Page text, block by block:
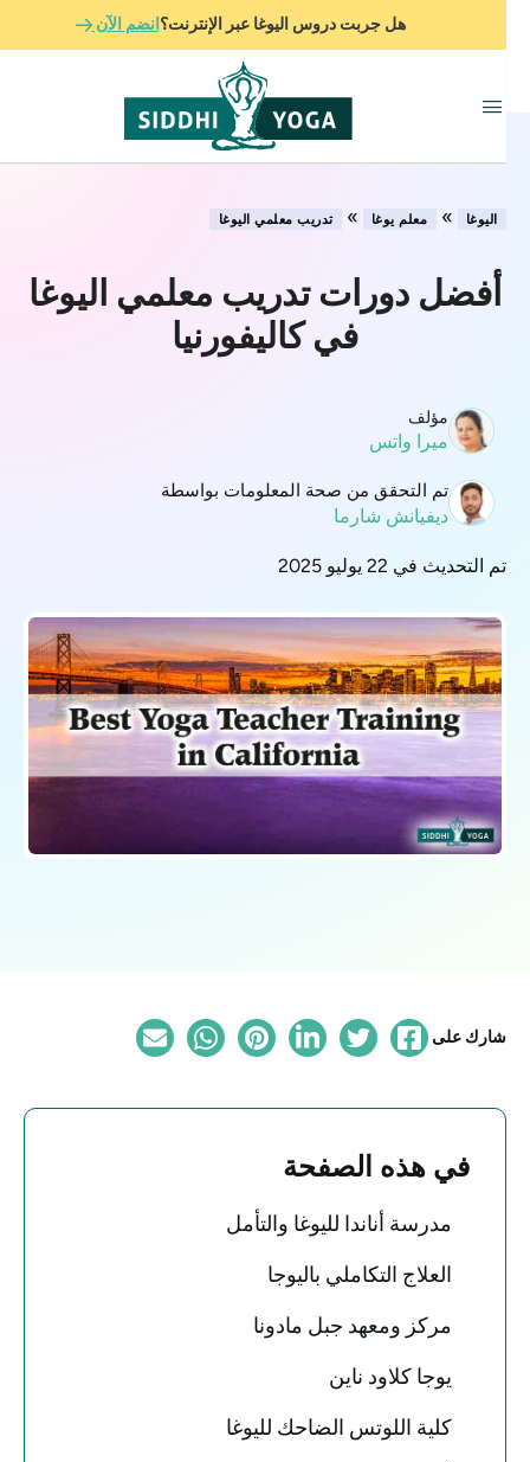
هل جربت دروس اليوغا عبر الإنترنت؟انضم الآن
اليوغا » معلم يوغا » تدريب معلمي اليوغا
أفضل دورات تدريب معلمي اليوغا
في كاليفورنيا
مؤلف
ميرا واتس
تم التحقق من صحة المعلومات بواسطة
ديفيانش شارما
تم التحديث في 22 يوليو 2025
شارك على
في هذه الصفحة
مدرسة أناندا لليوغا والتأمل
العلاج التكاملي باليوجا
مركز ومعهد جبل مادونا
يوجا كلاود ناين
كلية اللوتس الضاحك لليوغا